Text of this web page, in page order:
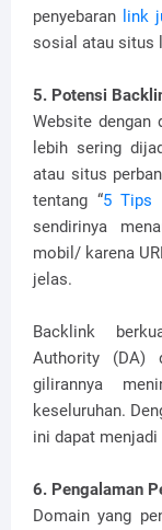
penyebaran link
sosial atau situs
5. Potensi
Website dengan
lebih sering
atau situs
tentang “5 Tips
sendirinya
mobil/ karena
jelas.
Backlink
Authority (DA)
gilirannya
keseluruhan.
ini dapat
6. Pengalaman
Domain yang